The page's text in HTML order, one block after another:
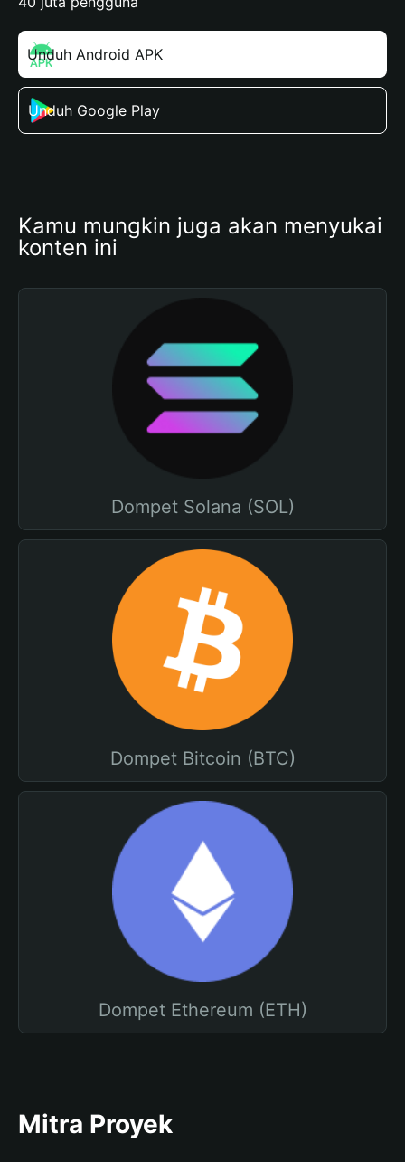
Unduh Android APK
Unduh Google Play
Kamu mungkin juga akan menyukai
konten ini
Dompet Solana (SOL)
Dompet Bitcoin (BTC)
Dompet Ethereum (ETH)
Mitra Proyek